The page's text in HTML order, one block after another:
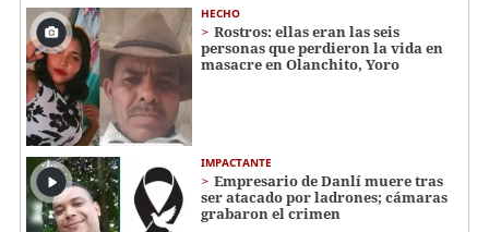
HECHO
Rostros: ellas eran las seis
personas que perdieron la vida en
masacre en Olanchito, Yoro
IMPACTANTE
Empresario de Danlí muere tras
ser atacado por ladrones; cámaras
grabaron el crimen